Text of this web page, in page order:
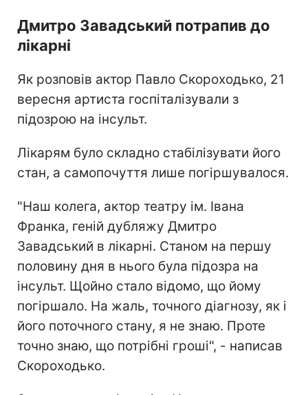
Дмитро Завадський потрапив до
лікарні
Як розповів актор Павло Скороходько, 21
вересня артиста госпіталізували з
підозрою на інсульт.
Лікарям було складно стабілізувати його
стан, а самопочуття лише погіршувалося.
"Наш колега, актор театру ім. Івана
Франка, геній дубляжу Дмитро
Завадський в лікарні. Станом на першу
половину дня в нього була підозра на
інсульт. Щойно стало відомо, що йому
погіршало. На жаль, точного діагнозу, як і
його поточного стану, я не знаю. Проте
точно знаю, що потрібні гроші", - написав
Скороходько.